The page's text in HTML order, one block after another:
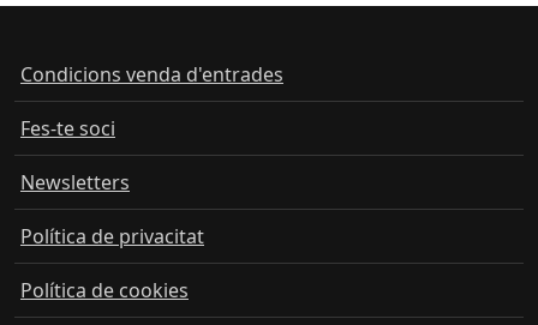
Condicions venda d'entrades
Fes-te soci
Newsletters
Política de privacitat
Política de cookies